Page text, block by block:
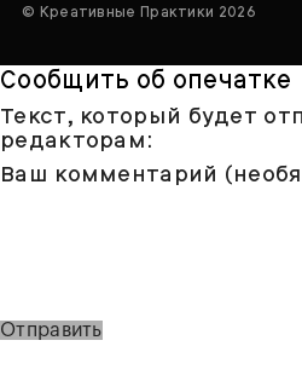
© Креативные Практики 2026
Сообщить об опечатке
Текст, который будет
редакторам:
Ваш комментарий
Отправить